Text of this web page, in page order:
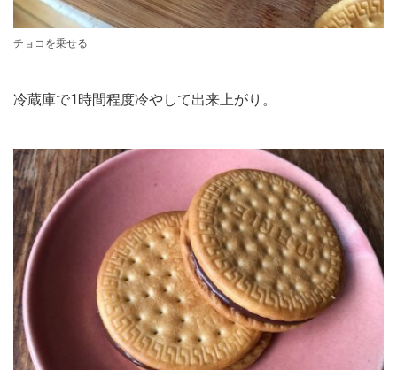
チョコを乗せる
冷蔵庫で1時間程度冷やして出来上がり。